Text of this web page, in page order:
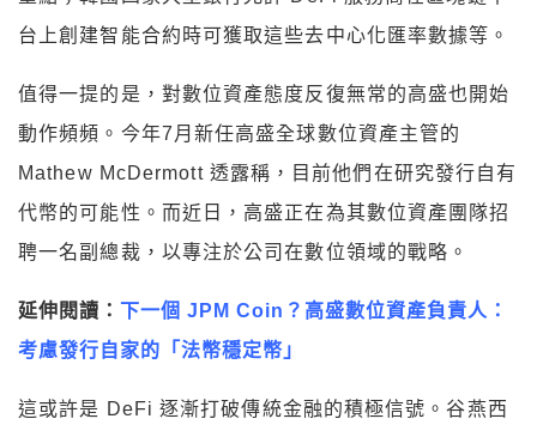
台上創建智能合約時可獲取這些去中心化匯率數據等。
值得一提的是，對數位資產態度反復無常的高盛也開始
動作頻頻。今年7月新任高盛全球數位資產主管的
Mathew McDermott 透露稱，目前他們在研究發行自有
代幣的可能性。而近日，高盛正在為其數位資產團隊招
聘一名副總裁，以專注於公司在數位領域的戰略。
延伸閱讀： 下一個 JPM Coin？高盛數位資產負責人：
考慮發行自家的「法幣穩定幣」
這或許是 DeFi 逐漸打破傳統金融的積極信號。谷燕西